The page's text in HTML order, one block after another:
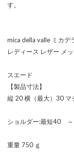
す。
mica della valle ミカデ
レディース レザー メ
スエード
【製品寸法】
縦 20 横（最大）30 マ
ショルダー:最短40
重量 750 ｇ